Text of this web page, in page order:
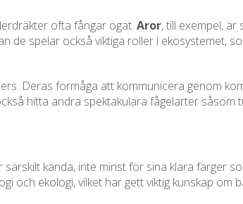
ofta fångar ögat. Aror, till exempel,
de spelar också viktiga roller i ekosystemet,
Deras förmåga att kommunicera genom
hitta andra spektakulära fågelarter såsom
kända, inte minst för sina klara färger
och ekologi, vilket har gett viktig kunskap om